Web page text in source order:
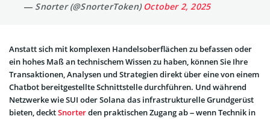
— Snorter (@SnorterToken)October 2, 2025
Anstatt sich mit komplexen Handelsoberflächen zu befassen oder
ein hohes Maß an technischem Wissen zu haben, können Sie Ihre
Transaktionen, Analysen und Strategien direkt über eine von einem
Chatbot bereitgestellte Schnittstelle durchführen. Und während
Netzwerke wie SUI oder Solana das infrastrukturelle Grundgerüst
bieten, decktSnorterden praktischen Zugang ab – wenn Technik in